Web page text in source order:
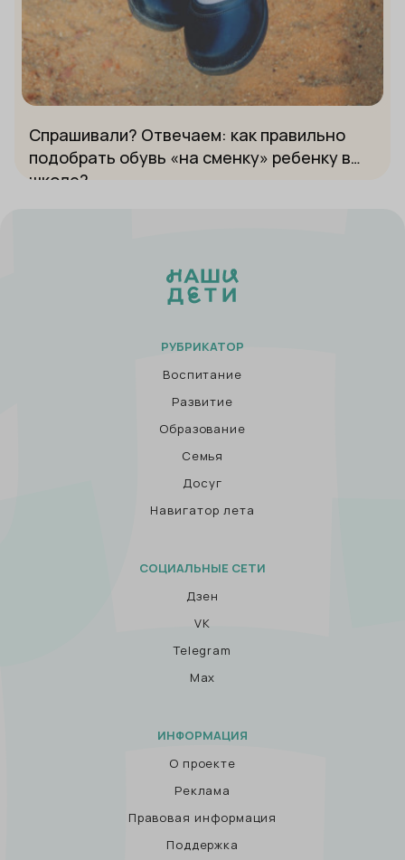
Спрашивали? Отвечаем: как правильно
подобрать обувь «на сменку» ребенку в
школе?
РУБРИКАТОР
Воспитание
Развитие
Образование
Семья
Досуг
Навигатор лета
СОЦИАЛЬНЫЕ СЕТИ
Дзен
VK
Telegram
Max
ИНФОРМАЦИЯ
О проекте
Реклама
Правовая информация
Поддержка